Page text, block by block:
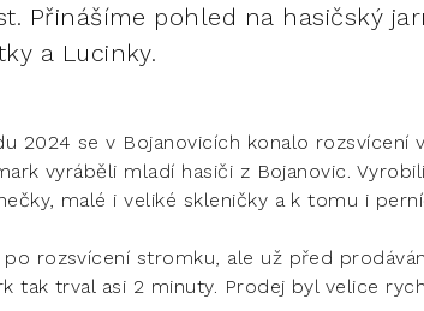
Přinášíme pohled na hasičský
a Lucinky.
2024 se v Bojanovicích konalo rozsvícení
vyráběli mladí hasiči z Bojanovic.
malé i veliké skleničky a k tomu i
rozsvícení stromku, ale už před
tak trval asi 2 minuty. Prodej byl velice